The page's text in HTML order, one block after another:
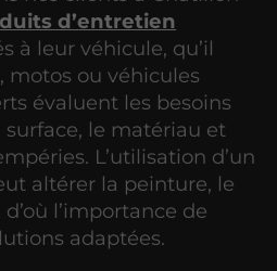
d’entretien
à leur véhicule, qu’il
motos ou véhicules
évaluent les besoins
le matériau et
L’utilisation d’un
altérer la peinture, le
l’importance de
adaptées.